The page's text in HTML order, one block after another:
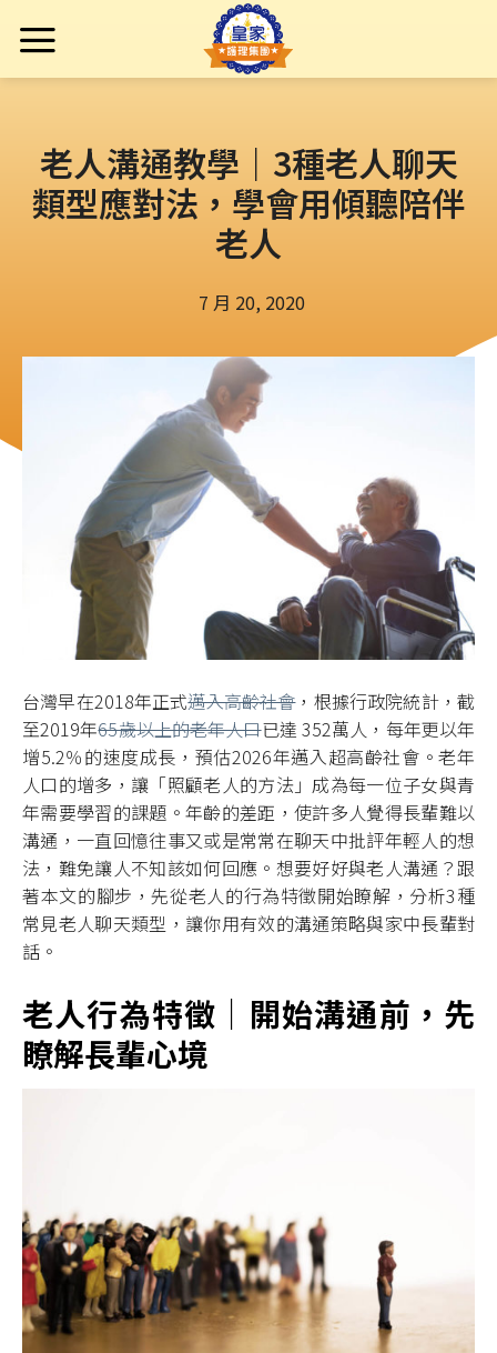
老人溝通教學｜3種老人聊天
類型應對法，學會用傾聽陪伴
老人
7 月 20, 2020
台灣早在2018年正式邁入高齡社會，根據行政院統計，截
至2019年65歲以上的老年人口已達 352萬人，每年更以年
增5.2％的速度成長，預估2026年邁入超高齡社會。老年
人口的增多，讓「照顧老人的方法」成為每一位子女與青
年需要學習的課題。年齡的差距，使許多人覺得長輩難以
溝通，一直回憶往事又或是常常在聊天中批評年輕人的想
法，難免讓人不知該如何回應。想要好好與老人溝通？跟
著本文的腳步，先從老人的行為特徵開始瞭解，分析3種
常見老人聊天類型，讓你用有效的溝通策略與家中長輩對
話。
老人行為特徵｜開始溝通前，先
瞭解長輩心境